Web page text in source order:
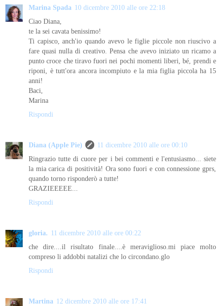
Marina Spada 10 dicembre 2010 alle ore 22:18
Ciao Diana,
te la sei cavata benissimo!
Ti capisco, anch'io quando avevo le figlie piccole non riuscivo a
fare quasi nulla di creativo. Pensa che avevo iniziato un ricamo a
punto croce che tiravo fuori nei pochi momenti liberi, bé, prendi e
riponi, è tutt'ora ancora incompiuto e la mia figlia piccola ha 15
anni!
Baci,
Marina
Rispondi
Diana (Apple Pie)
11 dicembre 2010 alle ore 00:10
Ringrazio tutte di cuore per i bei commenti e l'entusiasmo... siete
la mia carica di positività! Ora sono fuori e con connessione gprs,
quando torno risponderò a tutte!
GRAZIEEEEE...
Rispondi
gloria. 11 dicembre 2010 alle ore 00:22
che dire....il risultato finale....è meraviglioso.mi piace molto
compreso li addobbi natalizi che lo circondano.glo
Rispondi
Martina 12 dicembre 2010 alle ore 17:41